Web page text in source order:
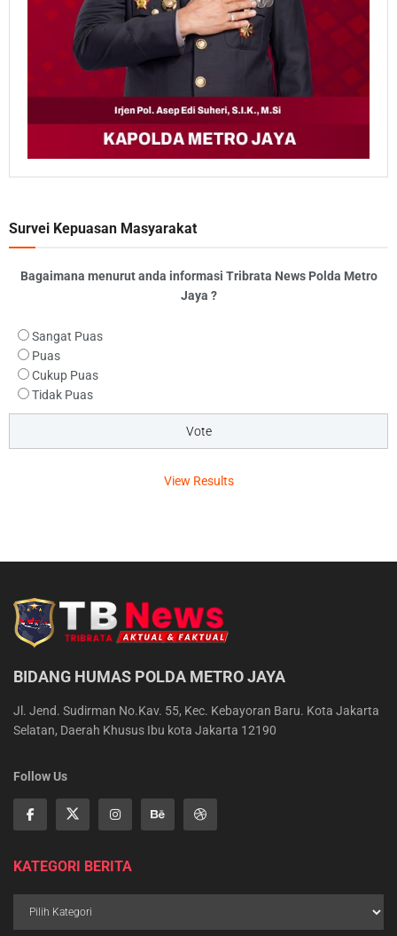
Survei Kepuasan Masyarakat
Bagaimana menurut anda informasi Tribrata News Polda Metro
Jaya ?
Sangat Puas
Puas
Cukup Puas
Tidak Puas
View Results
BIDANG HUMAS POLDA METRO JAYA
Jl. Jend. Sudirman No.Kav. 55, Kec. Kebayoran Baru. Kota Jakarta
Selatan, Daerah Khusus Ibu kota Jakarta 12190
Follow Us
KATEGORI BERITA